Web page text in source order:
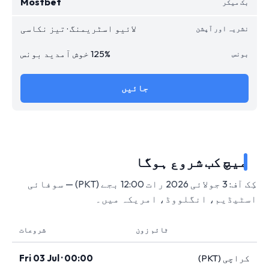
لائیو اسٹریمنگ · تیز نکاسی
125% خوش آمدید بونس
جائیں
میچ کب شروع ہوگا
کِک آف: 3 جولائی 2026 رات 12:00 بجے (PKT) — سوفائی
اسٹیڈیم، انگلووڈ، امریکہ میں۔
ٹائم زون شروعات
کراچی (PKT) Fri 03 Jul · 00:00